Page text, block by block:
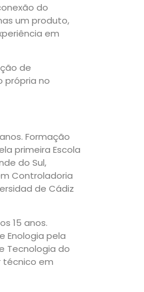
do
um produto,
em
de
própria no
Formação
primeira Escola
do Sul,
Controladoria
de Cádiz
15 anos.
Enologia pela
Tecnologia do
técnico em